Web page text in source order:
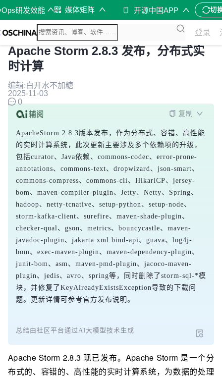
研发效能 媒体矩阵 开源中国APP 切
登录
Apache Storm 2.8.3 发布，分布式实
时计算
编辑:白开水不加糖
2025-11-03
0
复制
ApacheStorm 2.8.3版本发布，作为分布式、容错、高性能
的实时计算系统，此次更新主要涉及多个依赖项的升级，
包括curator、Java依赖、commons-codec、error-prone-
annotations、commons-text、dropwizard、json-smart、
commons-compress、commons-cli、HikariCP、jersey-
bom、maven-compiler-plugin、Jetty、Netty、Spring、
hadoop、netty-tcnative、setup-python、setup-node、
storm-kafka-client、surefire、maven-shade-plugin、
checker-qual、gson、metrics、bouncycastle、maven-
javadoc-plugin、jakarta.xml.bind-api、guava、log4j-
bom、exec-maven-plugin、maven-dependency-plugin、
junit-bom、asm、maven-pmd-plugin、jacoco-maven-
plugin、jedis、avro、spring等，同时删除了storm-sql-*模
块，并修复了KeyAlreadyExistsException导致的下载问
题。更新详情可参考官方发布说明。
总结由社区平台通过AI大模型技术生成
Apache Storm 2.8.3 现已发布。Apache Storm 是一个分
布式的、容错的、高性能的实时计算系统，为数据的处理